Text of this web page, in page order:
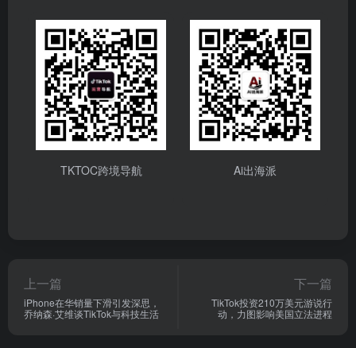
TKTOC跨境导航 Ai出海派
上一篇
iPhone在华销量下滑引发深思，
乔纳森·艾维谈TikTok与科技生活
下一篇
TikTok投资210万美元游说行
动，力图影响美国立法进程